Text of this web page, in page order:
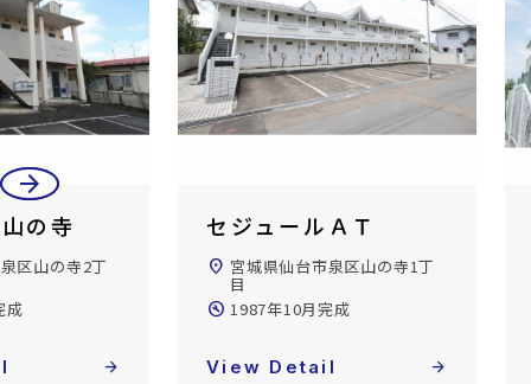
arrow_back
arrow_forward
の寺
区山の寺2丁
成
arrow_forward
セジュールＡＴ
location_on 宮城県仙台市泉区山の寺1丁
目
build_circle 1987年10月完成
View Detail arrow_forward